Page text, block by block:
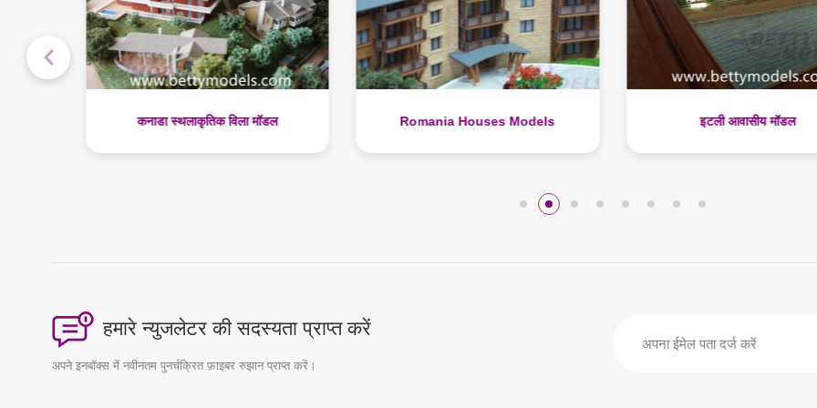
Romania Houses Models इटली आवासीय मॉडल ऑस्ट्रेलिया स्थलाकृतिक विला
हमारे न्युजलेटर की सदस्यता प्राप्त करें
अपने इनबॉक्स में नवीनतम पुनर्चक्रित फ़ाइबर रुझान प्राप्त करें।